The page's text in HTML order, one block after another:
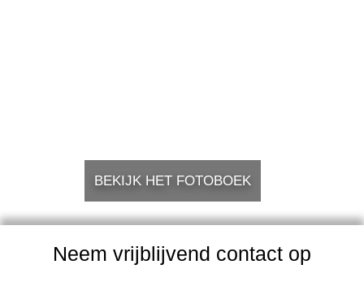
BEKIJK HET FOTOBOEK
Neem vrijblijvend contact op